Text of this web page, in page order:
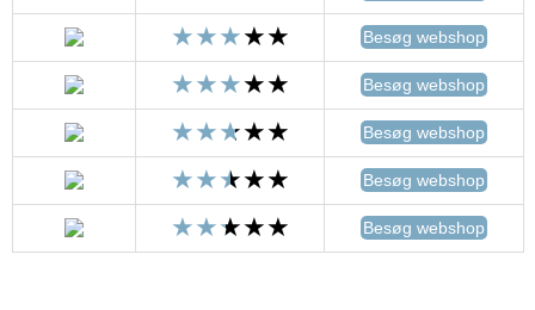
Besøg webshop
Besøg webshop
Besøg webshop
Besøg webshop
Besøg webshop